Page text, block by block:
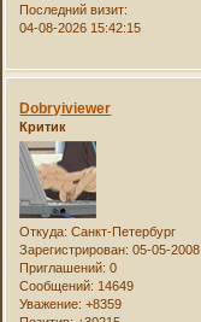
Последний визит:
04-08-2026 15:42:15
Dobryiviewer
Критик
Откуда: Санкт-Петербург
Зарегистрирован: 05-05-2008
Приглашений: 0
Сообщений: 14649
Уважение: +8359